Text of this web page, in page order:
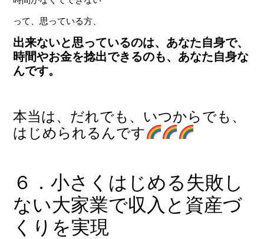
って、思っている方、
出来ないと思っているのは、あなた自身で、
時間やお金を捻出できるのも、あなた自身な
んです。
本当は、だれでも、いつからでも、
はじめられるんです
６．小さくはじめる失敗し
ない大家業で収入と資産づ
くりを実現